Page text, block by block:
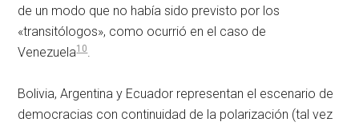
de un modo que no había sido previsto por los
«transitólogos», como ocurrió en el caso de
Venezuela10.
Bolivia, Argentina y Ecuador representan el escenario de
democracias con continuidad de la polarización (tal vez